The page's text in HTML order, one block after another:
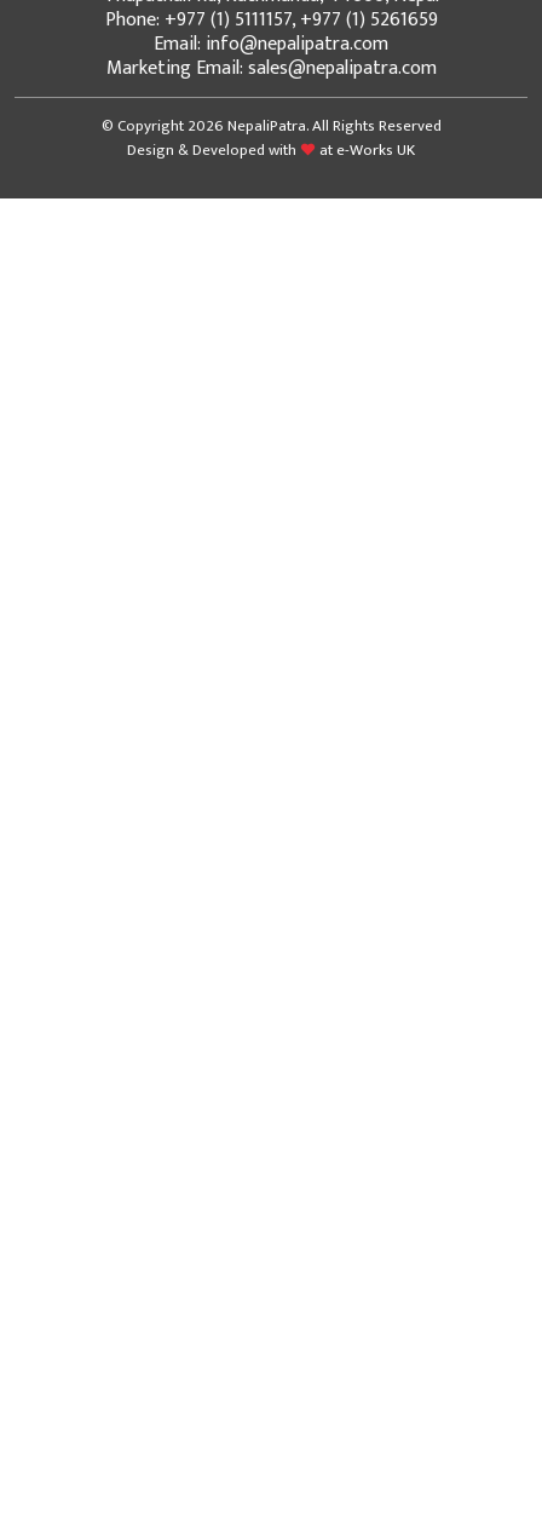
Phone: +977 (1) 5111157, +977 (1) 5261659
Email: info@nepalipatra.com
Marketing Email: sales@nepalipatra.com
© Copyright 2026 NepaliPatra. All Rights Reserved
Design & Developed with
ate-Works UK